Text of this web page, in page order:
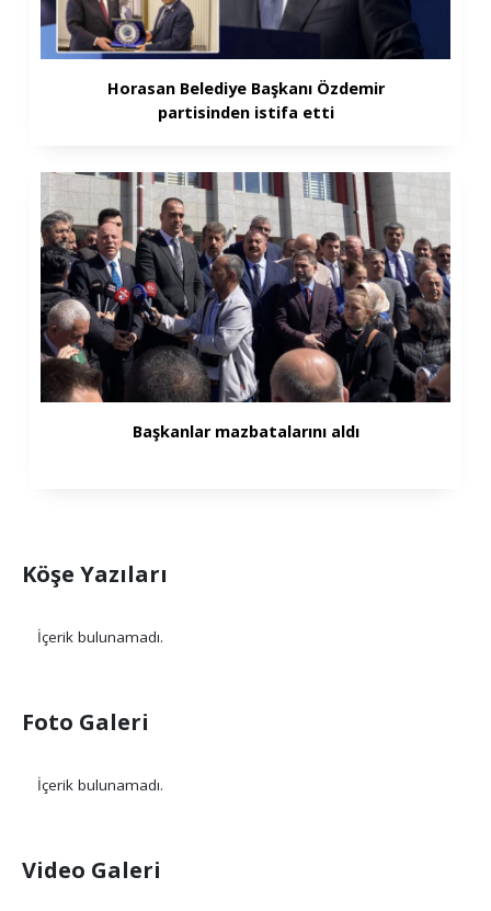
Horasan Belediye Başkanı Özdemir
partisinden istifa etti
Başkanlar mazbatalarını aldı
Köşe Yazıları
İçerik bulunamadı.
Foto Galeri
İçerik bulunamadı.
Video Galeri